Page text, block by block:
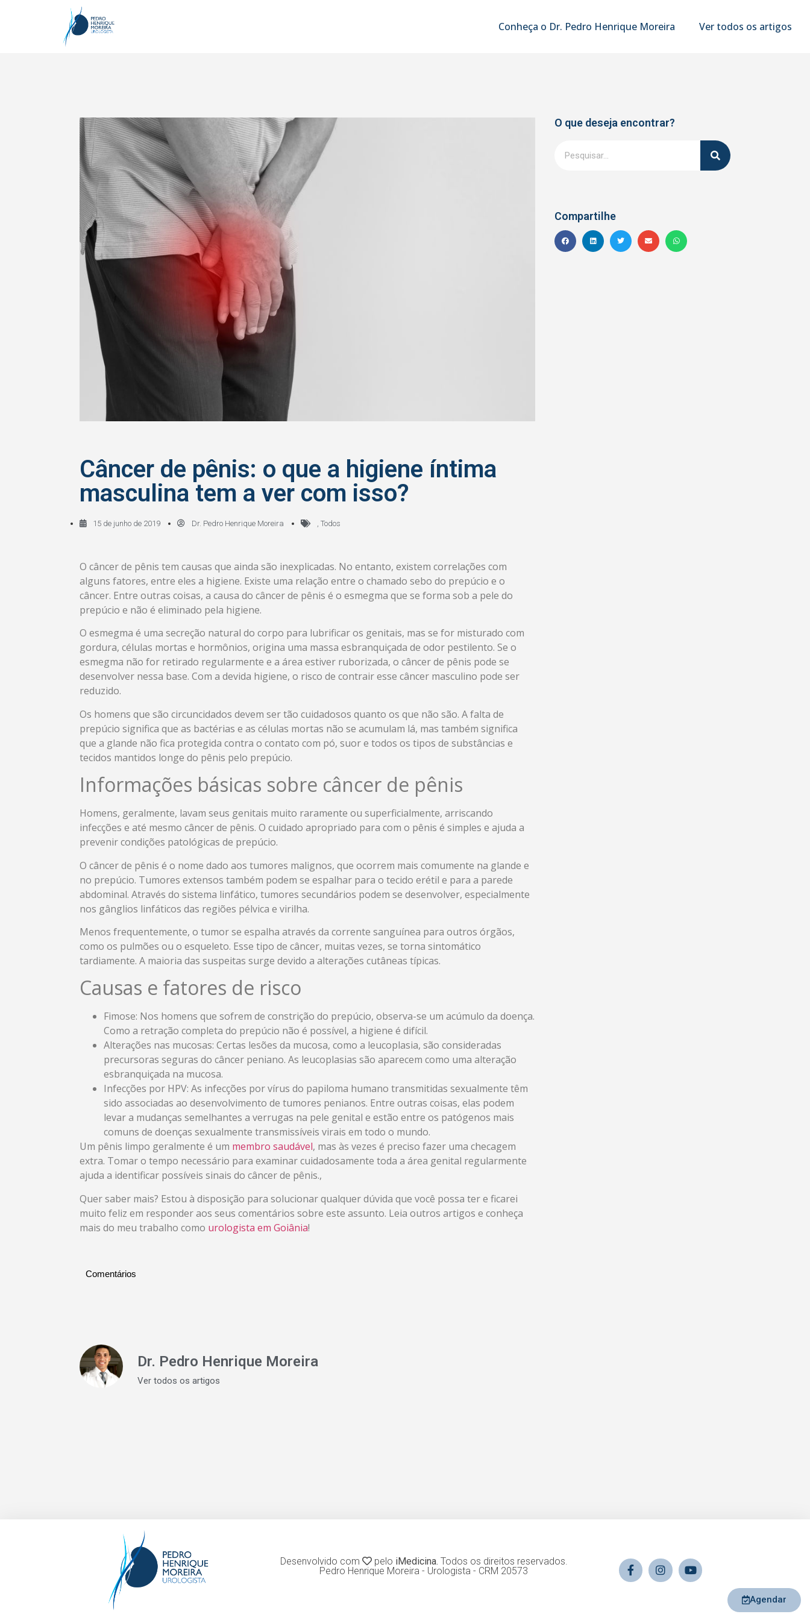
Conheça o Dr. Pedro Henrique Moreira Ver todos os artigos
Câncer de pênis: o que a higiene íntima
masculina tem a ver com isso?
15 de junho de 2019 Dr. Pedro Henrique Moreira Todos
O câncer de pênis tem causas que ainda são inexplicadas. No entanto, existem correlações com
alguns fatores, entre eles a higiene. Existe uma relação entre o chamado sebo do prepúcio e o
câncer. Entre outras coisas, a causa do câncer de pênis é o esmegma que se forma sob a pele do
prepúcio e não é eliminado pela higiene.
O esmegma é uma secreção natural do corpo para lubrificar os genitais, mas se for misturado com
gordura, células mortas e hormônios, origina uma massa esbranquiçada de odor pestilento. Se o
esmegma não for retirado regularmente e a área estiver ruborizada, o câncer de pênis pode se
desenvolver nessa base. Com a devida higiene, o risco de contrair esse câncer masculino pode ser
reduzido.
Os homens que são circuncidados devem ser tão cuidadosos quanto os que não são. A falta de
prepúcio significa que as bactérias e as células mortas não se acumulam lá, mas também significa
que a glande não fica protegida contra o contato com pó, suor e todos os tipos de substâncias e
tecidos mantidos longe do pênis pelo prepúcio.
Informações básicas sobre câncer de pênis
Homens, geralmente, lavam seus genitais muito raramente ou superficialmente, arriscando
infecções e até mesmo câncer de pênis. O cuidado apropriado para com o pênis é simples e ajuda a
prevenir condições patológicas de prepúcio.
O câncer de pênis é o nome dado aos tumores malignos, que ocorrem mais comumente na glande e
no prepúcio. Tumores extensos também podem se espalhar para o tecido erétil e para a parede
abdominal. Através do sistema linfático, tumores secundários podem se desenvolver, especialmente
nos gânglios linfáticos das regiões pélvica e virilha.
Menos frequentemente, o tumor se espalha através da corrente sanguínea para outros órgãos,
como os pulmões ou o esqueleto. Esse tipo de câncer, muitas vezes, se torna sintomático
tardiamente. A maioria das suspeitas surge devido a alterações cutâneas típicas.
Causas e fatores de risco
Fimose: Nos homens que sofrem de constrição do prepúcio, observa-se um acúmulo da doença.
Como a retração completa do prepúcio não é possível, a higiene é difícil.
Alterações nas mucosas: Certas lesões da mucosa, como a leucoplasia, são consideradas
precursoras seguras do câncer peniano. As leucoplasias são aparecem como uma alteração
esbranquiçada na mucosa.
Infecções por HPV: As infecções por vírus do papiloma humano transmitidas sexualmente têm
sido associadas ao desenvolvimento de tumores penianos. Entre outras coisas, elas podem
levar a mudanças semelhantes a verrugas na pele genital e estão entre os patógenos mais
comuns de doenças sexualmente transmissíveis virais em todo o mundo.
Um pênis limpo geralmente é um membro saudável, mas às vezes é preciso fazer uma checagem
extra. Tomar o tempo necessário para examinar cuidadosamente toda a área genital regularmente
ajuda a identificar possíveis sinais do câncer de pênis.,
Quer saber mais? Estou à disposição para solucionar qualquer dúvida que você possa ter e ficarei
muito feliz em responder aos seus comentários sobre este assunto. Leia outros artigos e conheça
mais do meu trabalho como urologista em Goiânia!
Comentários
Dr. Pedro Henrique Moreira
Ver todos os artigos
O que deseja encontrar?
Compartilhe
Agendar
Desenvolvido com pelo iMedicina. Todos os direitos reservados.
Pedro Henrique Moreira - Urologista - CRM 20573